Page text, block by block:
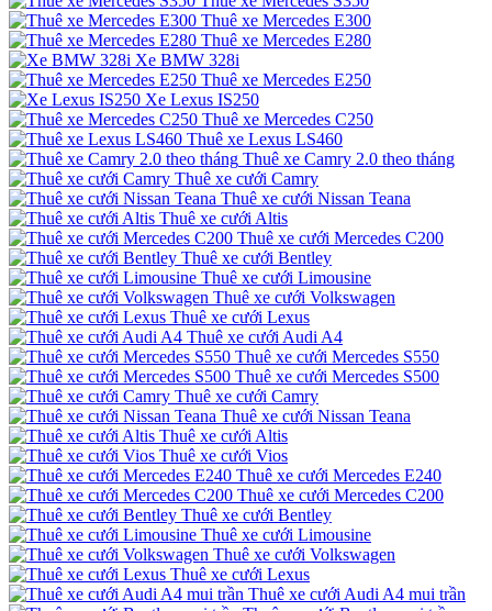
Thuê xe Mercedes E300
Thuê xe Mercedes E280
Xe BMW 328i
Thuê xe Mercedes E250
Xe Lexus IS250
Thuê xe Mercedes C250
Thuê xe Lexus LS460
Thuê xe Camry 2.0 theo tháng
Thuê xe cưới Camry
Thuê xe cưới Nissan Teana
Thuê xe cưới Altis
Thuê xe cưới Mercedes C200
Thuê xe cưới Bentley
Thuê xe cưới Limousine
Thuê xe cưới Volkswagen
Thuê xe cưới Lexus
Thuê xe cưới Audi A4
Thuê xe cưới Mercedes S550
Thuê xe cưới Mercedes S500
Thuê xe cưới Camry
Thuê xe cưới Nissan Teana
Thuê xe cưới Altis
Thuê xe cưới Vios
Thuê xe cưới Mercedes E240
Thuê xe cưới Mercedes C200
Thuê xe cưới Bentley
Thuê xe cưới Limousine
Thuê xe cưới Volkswagen
Thuê xe cưới Lexus
Thuê xe cưới Audi A4 mui trần